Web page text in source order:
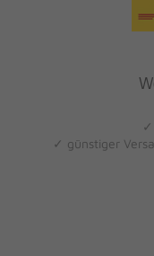
✓
✓ günstiger